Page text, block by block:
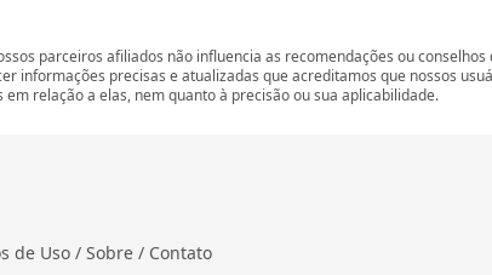
parceiros afiliados não influencia as recomendações ou
informações precisas e atualizadas que acreditamos que nossos
relação a elas, nem quanto à precisão ou sua aplicabilidade.
de Uso / Sobre / Contato